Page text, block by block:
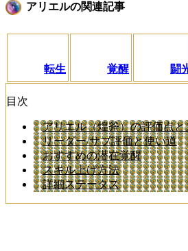
アリエルの関連記事
転生 覚醒 闘
目次
アリエル（煌斧）の評価点
リーダー/サブ評価と使い道
おすすめの潜在覚醒
スキル上げ方法
詳細ステータス